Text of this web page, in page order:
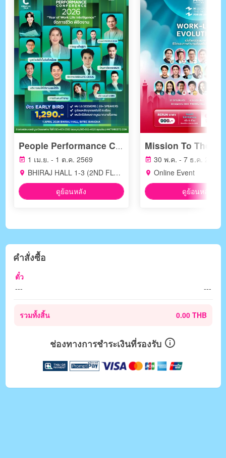
People Performance Conference (PPC2026) - YEAR OF WORK LIFE INTELLIGENCE
1 เม.ย. - 1 ต.ค. 2569
BHIRAJ HALL 1-3 (2ND FLOOR) BITEC BANGNA
ดูย้อนหลัง
30 พ.ค. - 7 ธ.ค. 2569
Online Event
ดูย้อนหลัง
คำสั่งซื้อ
ตั๋ว
---
---
รวมทั้งสิ้น 0.00 THB
ช่องทางการชำระเงินที่รองรับ